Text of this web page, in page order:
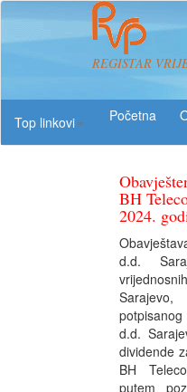
REGISTAR
Top linkovi
BH
2024.
d.d.
d.d.
dividende
BH
putem